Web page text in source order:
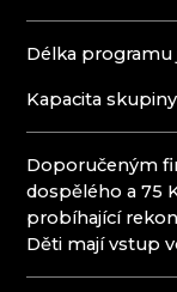
VYDRY
EVA
HANA
Délka programu
Kapacita
Doporučeným
dospělého a 75
probíhající
Děti mají vstup